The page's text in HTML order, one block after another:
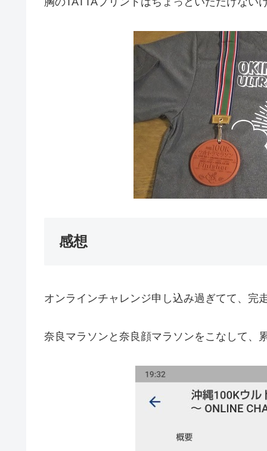
感想
オンラインチャレンジ申し込み過ぎてて、完
奈良マラソンと奈良顔マラソンをこなして、